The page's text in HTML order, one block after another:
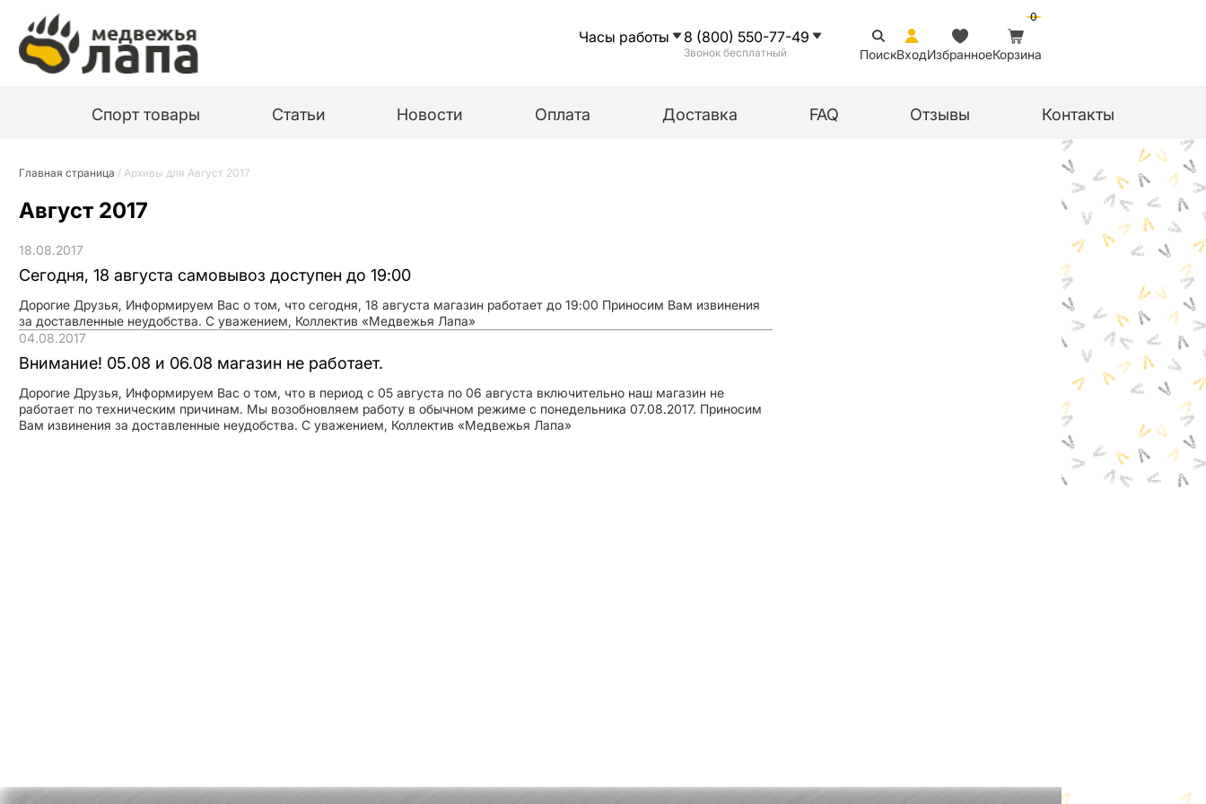
Часы работы 8 (800) 550-77-49
Звонок бесплатный ПоискВходИзбранное
0
Корзина
Спорт товары Статьи Новости Оплата Доставка FAQ Отзывы Контакты
Главная страница /Архивы для Август 2017
Август 2017
18.08.2017
Сегодня, 18 августа самовывоз доступен до 19:00
Дорогие Друзья, Информируем Вас о том, что сегодня, 18 августа магазин работает до 19:00 Приносим Вам извинения
за доставленные неудобства. С уважением, Коллектив «Медвежья Лапа»
04.08.2017
Внимание! 05.08 и 06.08 магазин не работает.
Дорогие Друзья, Информируем Вас о том, что в период с 05 августа по 06 августа включительно наш магазин не
работает по техническим причинам. Мы возобновляем работу в обычном режиме с понедельника 07.08.2017. Приносим
Вам извинения за доставленные неудобства. С уважением, Коллектив «Медвежья Лапа»